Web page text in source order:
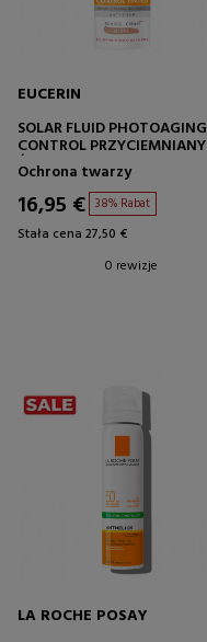
EUCERIN
SOLAR FLUID PHOTOAGING
CONTROL PRZYCIEMNIANY
ŚREDNI SPF50+
Ochrona twarzy
16,95 € 38% Rabat
Stała cena 27,50 €
0 rewizje
LA ROCHE POSAY